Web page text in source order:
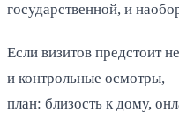
государственной, и
Если визитов предстоит
и контрольные осмотры,
план: близость к дому,